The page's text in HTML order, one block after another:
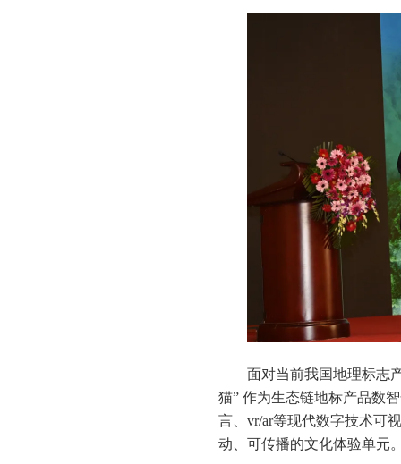
面对当前我国地理标志
猫” 作为生态链地标产品数
言、vr/ar等现代数字技术可
动、可传播的文化体验单元